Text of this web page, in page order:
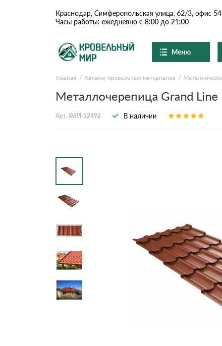
Краснодар, Симферопольская улица, 62/3, офис 54
Часы работы: ежедневно с 8:00 до 21:00
Меню
О компании
Доставка и оплата
Вопросы-ответы
Контакты
Ондулин и шифер
Черепица
Шифер
Главная Каталог кровельных материалов
Металлочерепица Grand Line
Арт. KviPl-12492 В наличии